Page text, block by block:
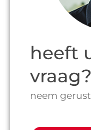
heeft
vraag?
neem